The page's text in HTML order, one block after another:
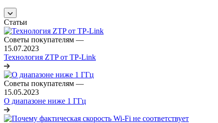
Статьи
Советы покупателям —
15.07.2023
Технология ZTP от TP-Link
Советы покупателям —
15.05.2023
О диапазоне ниже 1 ГГц